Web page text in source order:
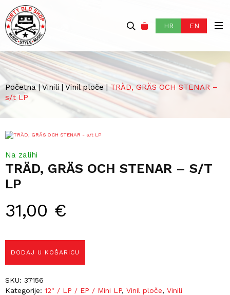
HR EN
Početna | Vinili | Vinil ploče|TRÄD, GRÄS OCH STENAR –
s/t LP
TRÄD, GRÄS OCH STENAR – S/T
LP
31,00 €
Na zalihi
DODAJ U KOŠARICU
SKU: 37156
Kategorije: 12" / LP / EP / Mini LP, Vinil ploče, Vinili